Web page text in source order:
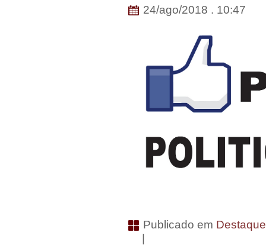
24/ago/2018 . 10:47
Publicado em
|